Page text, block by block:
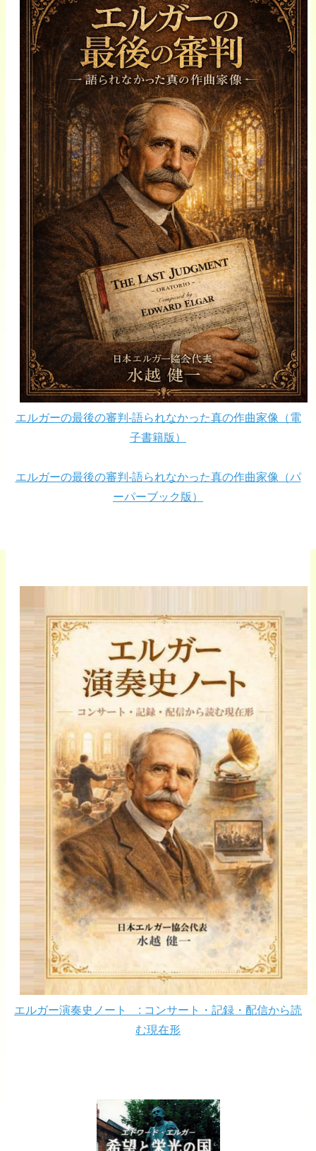
エルガーの最後の審判-語られなかった真の作曲家像（電
子書籍版）
エルガーの最後の審判-語られなかった真の作曲家像（パ
ーパーブック版）
エルガー演奏史ノート : コンサート・記録・配信から読
む現在形